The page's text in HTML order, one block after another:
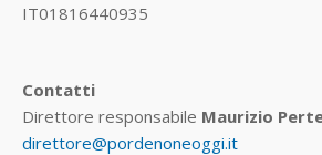
IT01816440935
Contatti
Direttore responsabile Maurizio
direttore@pordenoneoggi.it